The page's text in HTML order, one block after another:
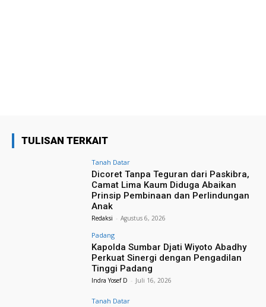
TULISAN TERKAIT
Tanah Datar
Dicoret Tanpa Teguran dari Paskibra,
Camat Lima Kaum Diduga Abaikan
Prinsip Pembinaan dan Perlindungan
Anak
Redaksi - Agustus 6, 2026
Padang
Kapolda Sumbar Djati Wiyoto Abadhy
Perkuat Sinergi dengan Pengadilan
Tinggi Padang
Indra Yosef D - Juli 16, 2026
Tanah Datar